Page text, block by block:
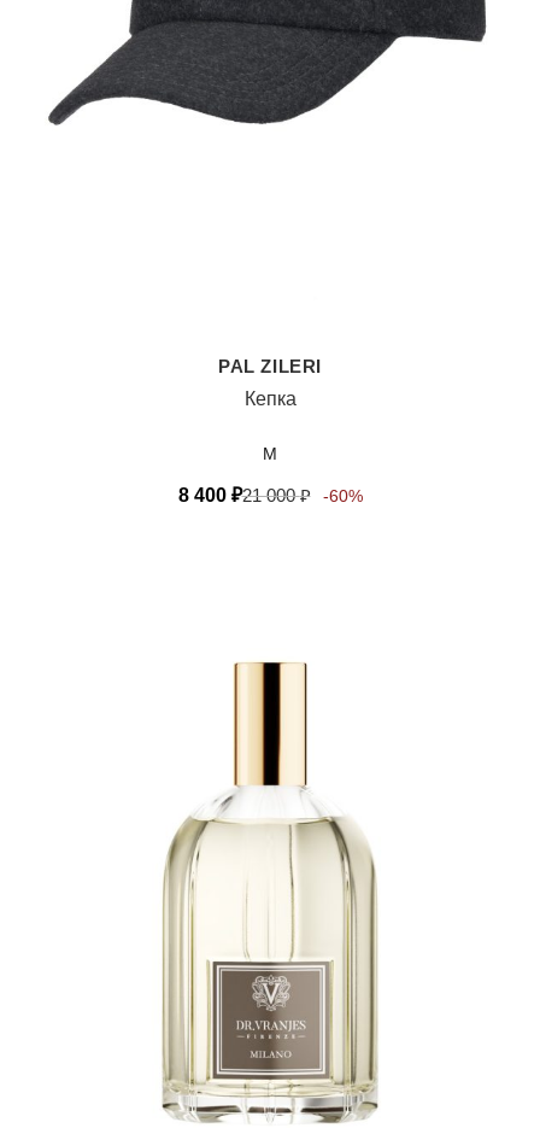
PAL ZILERI
Кепка
M
8 400 ₽21 000₽ -60%